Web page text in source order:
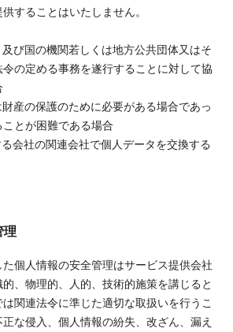
することはいたしません。
び国の機関若しくは地方公共団体又はそ
の定める事務を遂行することに対して協
産の保護のために必要がある場合であっ
とが困難である場合
会社の関連会社で個人データを交換する
理
個人情報の安全管理はサービス提供会社
、物理的、人的、技術的施策を講じると
関連法令に準じた適切な取扱いを行うこ
な侵入、個人情報の紛失、改ざん、漏え